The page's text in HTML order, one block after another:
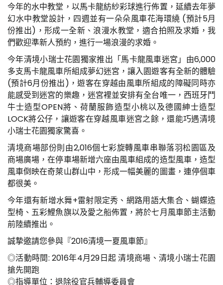
今年的水中教堂，以馬卡龍紡紗彩球進行佈置，延續去年夢
幻水中教堂設計，四週並有一朵朵風車花海環繞 (預計5月
份推出)，形成一全新、浪漫水教堂，適合拍照及求婚，我
們歡迎準新人預約，進行一場浪漫的求婚。
今年清境小瑞士花園獨家推出「馬卡龍風車迷宮」由6,000
多支馬卡龍風車所組成夢幻迷宮，讓入園遊客有全新的體驗
(預計6月份推出)，遊客在穿越由風車所組成的障礙同時亦
能感受到迷宮的樂趣，迷宮裡並安排有全台唯一，西班牙鬥
牛士造型OPEN將、荷蘭服飾造型小桃以及德國紳士造型
LOCK將公仔，讓遊客在穿越風車迷宮之餘，還能巧遇清境
小瑞士花園獨家驚喜。
清境商場部份則由2,016個七彩旋轉風車串聯落羽松園區及
商場廣場，在停車場新增六座由風車組成的造型風車，造型
風車倒映在奇萊山群山中，形成一幅美麗的圖畫，連停個車
都很美。
今年還有新增水舞+雷射限定秀、網路用語大集合、蝴蝶造
型椅、五彩鯉魚旗以及愛之船佈置，將於七月風車節主活動
前陸續推出。
誠摯邀請您參與『2016清境一夏風車節』
◎活動時間: 2016年4月29日起 清境商場、清境小瑞士花園
搶先開跑
◎指導單位：退除役官兵輔導委員會